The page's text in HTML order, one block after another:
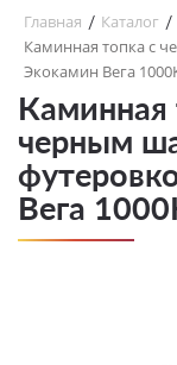
Главная / Каталог /
Каминная топка с
Экокамин Вега
Каминная
черным
Вега